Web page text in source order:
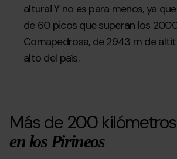
altura! Y no es para menos, ya
de 60 picos que superan los
Comapedrosa, de 2943 m de
alto del país.
Más de 200
en los Pirineos